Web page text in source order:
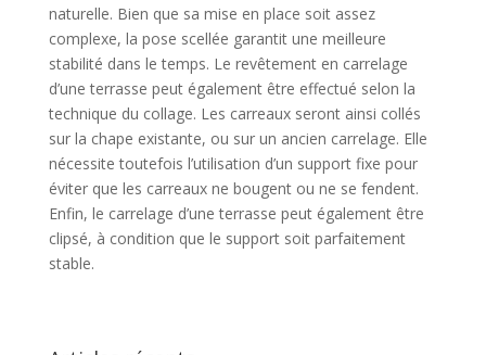
naturelle. Bien que sa mise en place soit assez
complexe, la pose scellée garantit une meilleure
stabilité dans le temps. Le revêtement en carrelage
d’une terrasse peut également être effectué selon la
technique du collage. Les carreaux seront ainsi collés
sur la chape existante, ou sur un ancien carrelage. Elle
nécessite toutefois l’utilisation d’un support fixe pour
éviter que les carreaux ne bougent ou ne se fendent.
Enfin, le carrelage d’une terrasse peut également être
clipsé, à condition que le support soit parfaitement
stable.